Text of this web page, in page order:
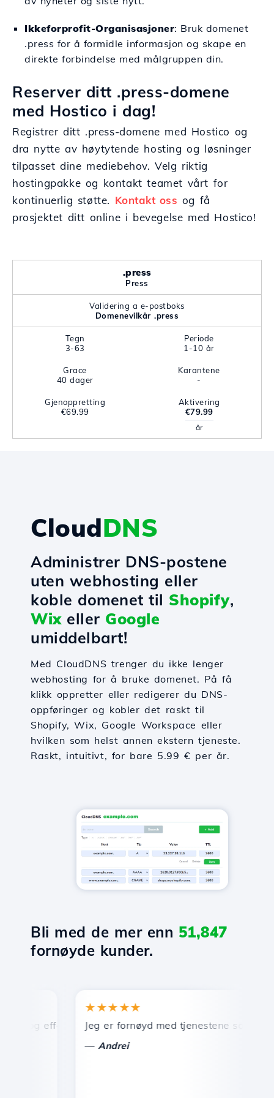
Ikkeforprofit-Organisasjoner: Bruk domenet
.press for å formidle informasjon og skape en
direkte forbindelse med målgruppen din.
Reserver ditt .press-domene
med Hostico i dag!
Registrer ditt .press-domene med Hostico og
dra nytte av høytytende hosting og løsninger
tilpasset dine mediebehov. Velg riktig
hostingpakke og kontakt teamet vårt for
kontinuerlig støtte. Kontakt oss og få
prosjektet ditt online i bevegelse med Hostico!
.press
Press
Validering a e-postboks
Domenevilkår .press
Tegn
3-63
Periode
1-10 år
Grace
40 dager
Karantene
-
Gjenoppretting
€69.99
Aktivering
€79.99
år
CloudDNS
Administrer DNS-postene
uten webhosting eller
koble domenet til Shopify,
Wixeller Google
umiddelbart!
Med CloudDNS trenger du ikke lenger
webhosting for å bruke domenet. På få
klikk oppretter eller redigerer du DNS-
oppføringer og kobler det raskt til
Shopify, Wix, Google Workspace eller
hvilken som helst annen ekstern tjeneste.
Raskt, intuitivt, for bare 5.99 € per år.
Bli med de mer enn 51,847
fornøyde kunder.
og effektiv teknisk support.
★★★★★
Jeg er fornøyd med tjenestene som tilbys
Andrei